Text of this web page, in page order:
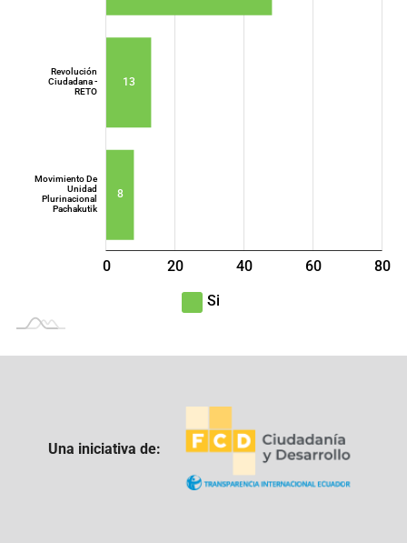
8
13
Movimiento De
Unidad
Plurinacional
Pachakutik
Revolución
Ciudadana -
RETO
L
-40
-20
0 20 40 60 80
100
Si
Una iniciativa de: